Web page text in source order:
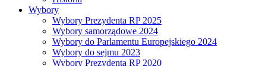
Wybory
Wybory Prezydenta RP 2025
Wybory samorządowe 2024
Wybory do Parlamentu Europejskiego 2024
Wybory do sejmu 2023
Wybory Prezydenta RP 2020